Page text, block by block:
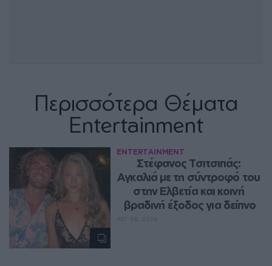
Περισσότερα Θέματα
Entertainment
ENTERTAINMENT
Στέφανος Τσιτσιπάς:
Αγκαλιά με τη σύντροφό του
στην Ελβετία και κοινή
βραδινή έξοδος για δείπνο